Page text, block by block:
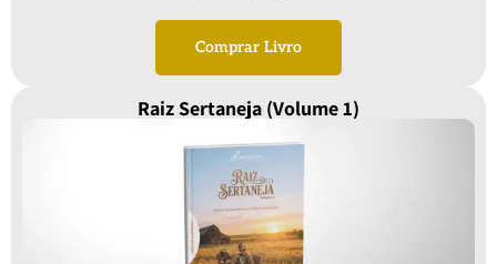
Comprar Livro
Raiz Sertaneja (Volume 1)